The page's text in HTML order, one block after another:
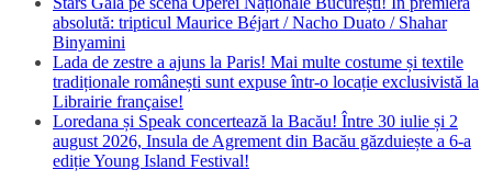
absolută: tripticul Maurice Béjart / Nacho Duato / Shahar
Binyamini
Lada de zestre a ajuns la Paris! Mai multe costume și textile
tradiționale românești sunt expuse într-o locație exclusivistă la
Librairie française!
Loredana și Speak concertează la Bacău! Între 30 iulie și 2
august 2026, Insula de Agrement din Bacău găzduiește a 6-a
ediție Young Island Festival!